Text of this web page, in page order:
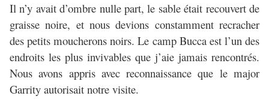
Il n’y avait d’ombre nulle part, le sable était recouvert de
graisse noire, et nous devions constamment recracher
des petits moucherons noirs. Le camp Bucca est l’un des
endroits les plus invivables que j’aie jamais rencontrés.
Nous avons appris avec reconnaissance que le major
Garrity autorisait notre visite.